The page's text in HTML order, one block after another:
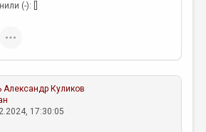
(-): []
Александр Куликов
17:30:05